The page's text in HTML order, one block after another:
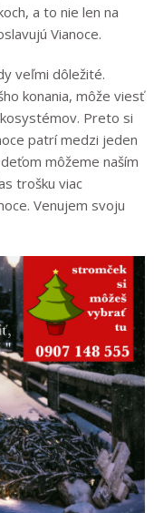
a to nie len na
Vianoce.
veľmi dôležité.
konania, môže viesť
Preto si
patrí medzi jeden
môžeme naším
trošku viac
Venujem svoju